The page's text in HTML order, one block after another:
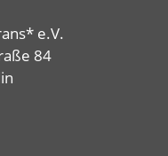
e.V.
84